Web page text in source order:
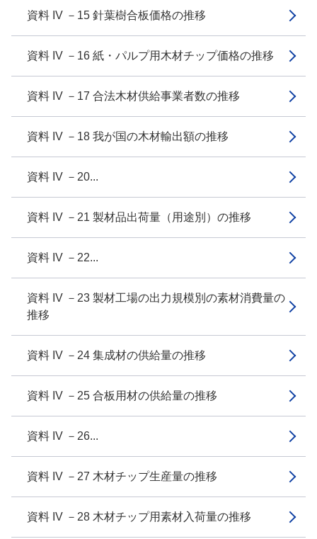
資料 IV －15 針葉樹合板価格の推移
資料 IV －16 紙・パルプ用木材チップ価格の推移
資料 IV －17 合法木材供給事業者数の推移
資料 IV －18 我が国の木材輸出額の推移
資料 IV －20...
資料 IV －21 製材品出荷量（用途別）の推移
資料 IV －22...
資料 IV －23 製材工場の出力規模別の素材消費量の
推移
資料 IV －24 集成材の供給量の推移
資料 IV －25 合板用材の供給量の推移
資料 IV －26...
資料 IV －27 木材チップ生産量の推移
資料 IV －28 木材チップ用素材入荷量の推移